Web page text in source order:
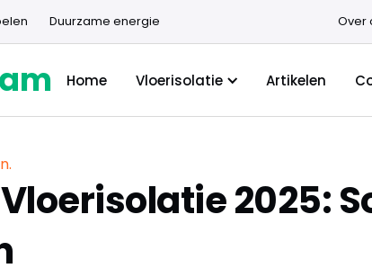
Duurzame energie Over
Home Vloerisolatie Artikelen
2025: